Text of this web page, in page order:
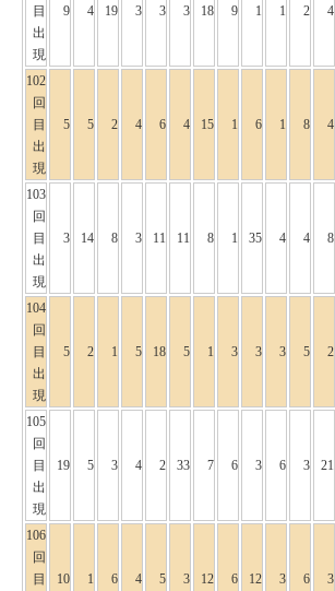
目
出
現
9 4 19 3 3 3 18 9 1 1 2 4
102
回
目
出
現
5 5 2 4 6 4 15 1 6 1 8 4
103
回
目
出
現
3 14 8 3 11 11 8 1 35 4 4 8
104
回
目
出
現
5 2 1 5 18 5 1 3 3 3 5 2
105
回
目
出
現
19 5 3 4 2 33 7 6 3 6 3 21
106
回
目
10 1 6 4 5 3 12 6 12 3 6 3